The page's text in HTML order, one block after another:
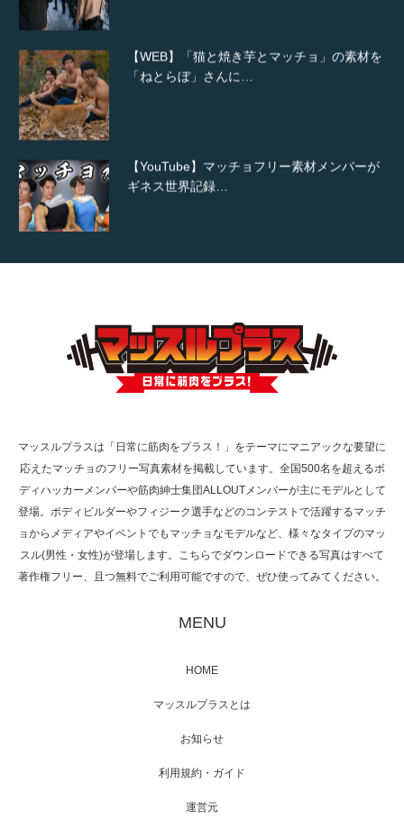
「ねとらぼ」さんに…
ギネス世界記録…
TOKYO FMラジオ番組「ONE MORNING」
で紹介さ…
た（6/8放送）
映画「メカバース」舞台挨拶へマッスルプラ
【TV】NHK BS「COOL JAPAN 」にてマッス
マッスルプラスは「日常に筋肉をプラス！」をテーマにマニアックな要望に
応えたマッチョのフリー写真素材を掲載しています。全国500名を超えるボ
ディハッカーメンバーや筋肉紳士集団ALLOUTメンバーが主にモデルとして
登場。ボディビルダーやフィジーク選手などのコンテストで活躍するマッチ
ョからメディアやイベントでもマッチョなモデルなど、様々なタイプのマッ
スル(男性・女性)が登場します。こちらでダウンロードできる写真はすべて
著作権フリー、且つ無料でご利用可能ですので、ぜひ使ってみてください。
MENU
HOME
マッスルプラスとは
お知らせ
利用規約・ガイド
運営元